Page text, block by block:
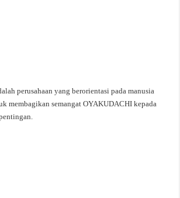
perusahaan yang berorientasi pada manusia
membagikan semangat OYAKUDACHI kepada